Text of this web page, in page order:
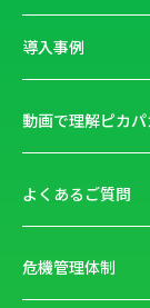
導入事例
動画で理解ピカパ
よくあるご質問
危機管理体制